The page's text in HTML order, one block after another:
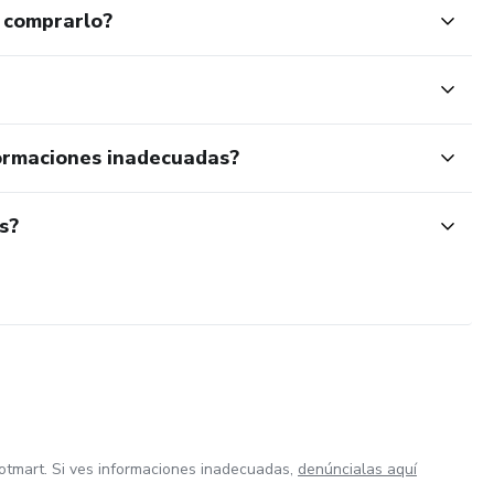
inadecuadas?
Si ves informaciones inadecuadas, denúncialas aquí